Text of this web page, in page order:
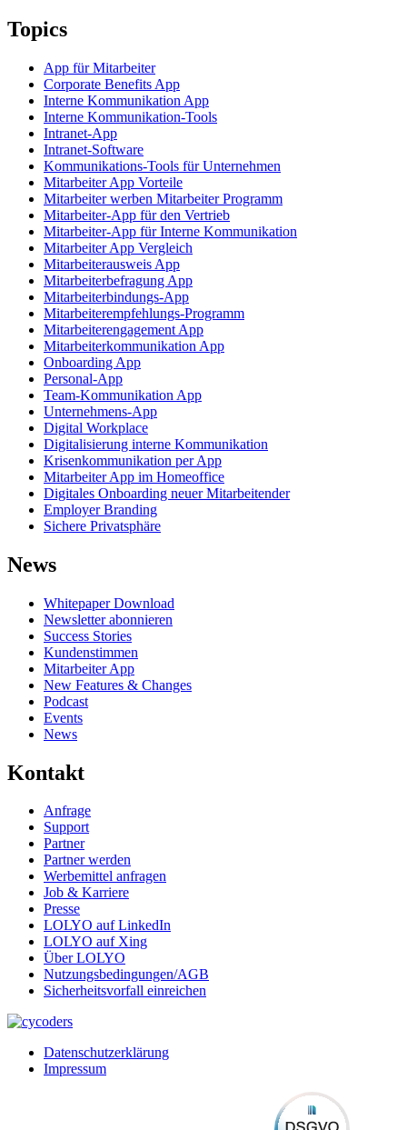
Topics
App für Mitarbeiter
Corporate Benefits App
Interne Kommunikation App
Interne Kommunikation-Tools
Intranet-App
Intranet-Software
Kommunikations-Tools für Unternehmen
Mitarbeiter App Vorteile
Mitarbeiter werben Mitarbeiter Programm
Mitarbeiter-App für den Vertrieb
Mitarbeiter-App für Interne Kommunikation
Mitarbeiter App Vergleich
Mitarbeiterausweis App
Mitarbeiterbefragung App
Mitarbeiterbindungs-App
Mitarbeiterempfehlungs-Programm
Mitarbeiterengagement App
Mitarbeiterkommunikation App
Onboarding App
Personal-App
Team-Kommunikation App
Unternehmens-App
Digital Workplace
Digitalisierung interne Kommunikation
Krisenkommunikation per App
Mitarbeiter App im Homeoffice
Digitales Onboarding neuer Mitarbeitender
Employer Branding
Sichere Privatsphäre
News
Whitepaper Download
Newsletter abonnieren
Success Stories
Kundenstimmen
Mitarbeiter App
New Features & Changes
Podcast
Events
News
Kontakt
Anfrage
Support
Partner
Partner werden
Werbemittel anfragen
Job & Karriere
Presse
LOLYO auf LinkedIn
LOLYO auf Xing
Über LOLYO
Nutzungsbedingungen/AGB
Sicherheitsvorfall einreichen
Datenschutzerklärung
Impressum